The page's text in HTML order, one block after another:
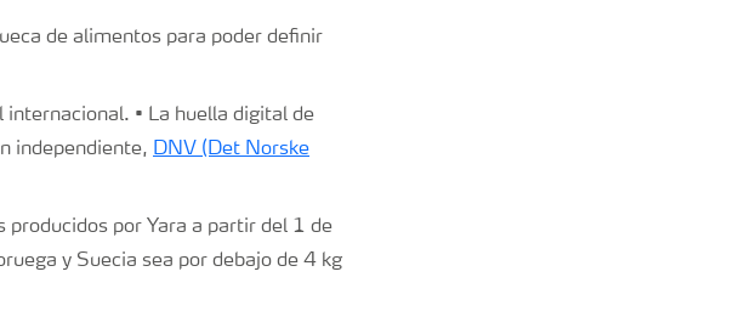
de alimentos para poder definir
• La huella digital de
independiente, DNV (Det Norske
producidos por Yara a partir del 1 de
y Suecia sea por debajo de 4 kg